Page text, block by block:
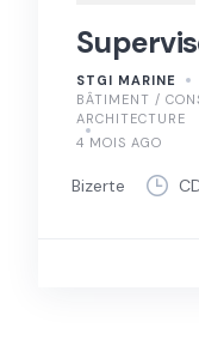
STGI MARINE
BÂTIMENT /
ARCHITECTURE
4 MOIS AGO
Bizerte